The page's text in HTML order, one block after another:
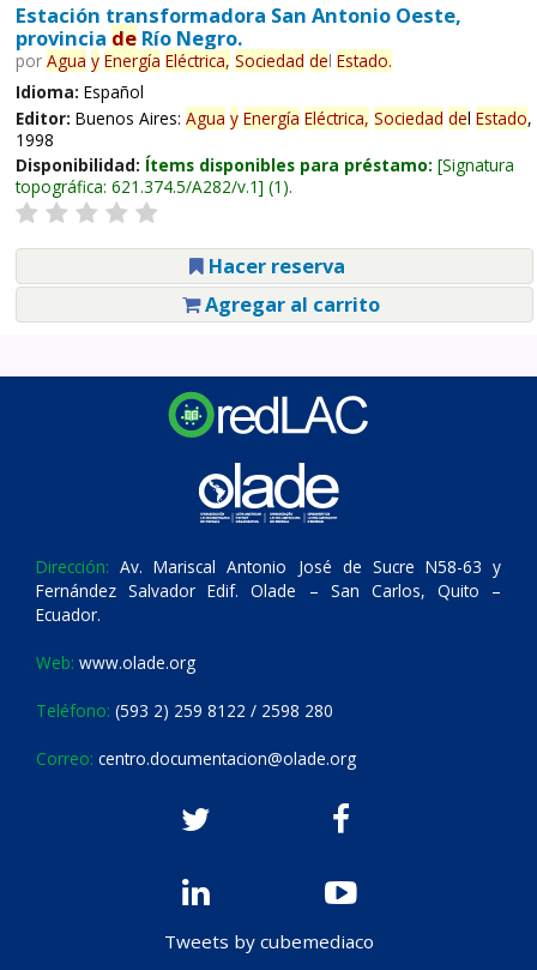
Estación transformadora San Antonio Oeste,
provincia deRío Negro.
por Agua y Energía Eléctrica, Sociedad del Estado.
Idioma: Español
Editor: Buenos Aires: Agua y Energía Eléctrica, Sociedad del Estado,
1998
Disponibilidad: Ítems disponibles para préstamo: Signatura
topográfica: 621.374.5/A282/v.1 (1).
Hacer reserva
Agregar al carrito
Dirección: Av. Mariscal Antonio José de Sucre N58-63 y
Fernández Salvador Edif. Olade – San Carlos, Quito –
Ecuador.
Web: www.olade.org
Teléfono: (593 2) 259 8122 / 2598 280
Correo: centro.documentacion@olade.org
Tweets by cubemediaco